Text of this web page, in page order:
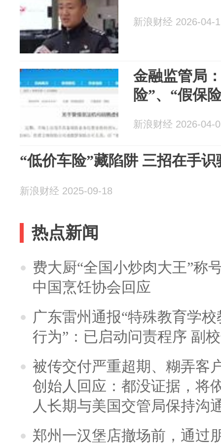
新浪财经 2026-04-
金融监管局
险”、“假保
新浪财经 2026-04-
“低价车险”藏陷阱 三招在手识
新浪财经 2025-09-18
热点新闻
费大厨“全国小炒肉大王”称
中国烹饪协会回应
广东雷州通报“特殊教育学
行为”：已启动问责程序 副
被传交付严重超期、糊弄客
创始人回应：都没证据，将
人长期与美国交管局保持沟
郑州一汉堡店撤场前，通过